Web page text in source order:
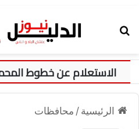
الرئيسية / محافظات